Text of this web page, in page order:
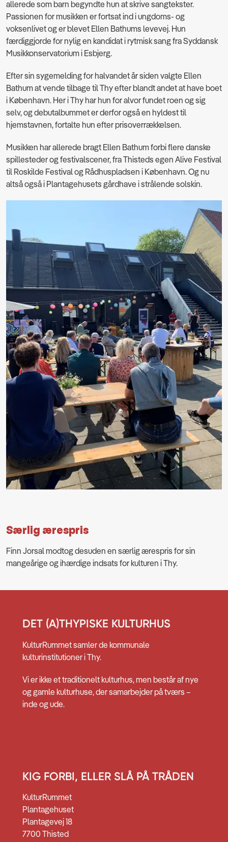
allerede som barn begyndte hun at skrive sangtekster.
Passionen for musikken er fortsat ind i ungdoms- og
voksenlivet og er blevet Ellen Bathums levevej. Hun
færdiggjorde for nylig en kandidat i rytmisk sang fra Syddansk
Musikkonservatorium i Esbjerg.
Efter sin sygemelding for halvandet år siden valgte Ellen
Bathum at vende tilbage til Thy efter blandt andet at have boet
i København. Her i Thy har hun for alvor fundet roen og sig
selv, og debutalbummet er derfor også en hyldest til
hjemstavnen, fortalte hun efter prisoverrækkelsen.
Musikken har allerede bragt Ellen Bathum forbi flere danske
spillesteder og festivalscener, fra Thisteds egen Alive Festival
til Roskilde Festival og Rådhuspladsen i København. Og nu
altså også i Plantagehusets gårdhave i strålende solskin.
Særlig ærespris
Finn Jorsal modtog desuden en særlig ærespris for sin
mangeårige og ihærdige indsats for kulturen i Thy.
DET (A)THYPISKE KULTURHUS
KulturRummet samler de kommunale
kulturinstitutioner i Thy.
Vi er ikke et traditionelt kulturhus, men består af nye
og gamle kulturhuse, der samarbejder på tværs –
inde og ude.
KIG FORBI, ELLER SLÅ PÅ TRÅDEN
KulturRummet
Plantagehuset
Plantagevej 18
7700 Thisted